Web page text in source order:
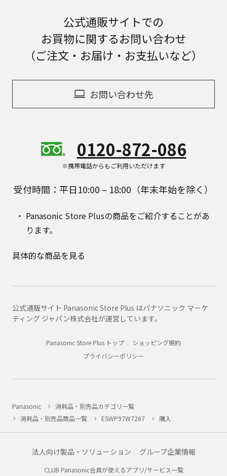
公式通販サイトでの
お買物に関するお問い合わせ
（ご注文・お届け・お支払いなど）
お問い合わせ先
0120-872-086
※携帯電話からもご利用いただけます
受付時間：平日10:00 – 18:00（年末年始を除く）
Panasonic Store Plusの商品をご紹介することがあ
ります。
具体的な商品を見る
公式通販サイト Panasonic Store Plus はパナソニック マーケ
ティング ジャパン株式会社が運営しています。
Panasonic Store Plus トップ
ショッピング規約
プライバシーポリシー
Panasonic
消耗品・別売品カテゴリ一覧
消耗品・別売品商品一覧
ESWP97W7267 購入
法人向け製品・ソリューション グループ企業情報
CLUB Panasonic会員が使えるアプリ/サービス一覧